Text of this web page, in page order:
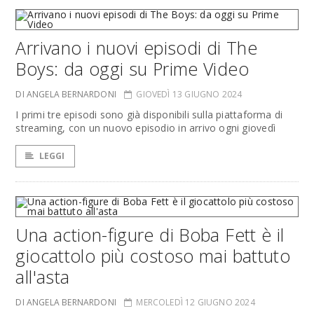
Arrivano i nuovi episodi di The
Boys: da oggi su Prime Video
DI ANGELA BERNARDONI GIOVEDÌ 13 GIUGNO 2024
I primi tre episodi sono già disponibili sulla piattaforma di
streaming, con un nuovo episodio in arrivo ogni giovedì
LEGGI
Una action-figure di Boba Fett è il
giocattolo più costoso mai battuto
all'asta
DI ANGELA BERNARDONI MERCOLEDÌ 12 GIUGNO 2024